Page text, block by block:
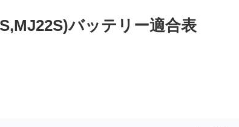
バッテリー適合表